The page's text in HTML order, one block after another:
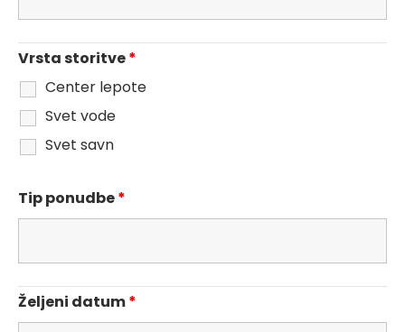
Vrsta storitve*
Center lepote
Svet vode
Svet savn
Tip ponudbe*
Željeni datum*